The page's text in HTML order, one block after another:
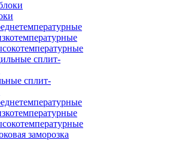
сплит-
заморозка